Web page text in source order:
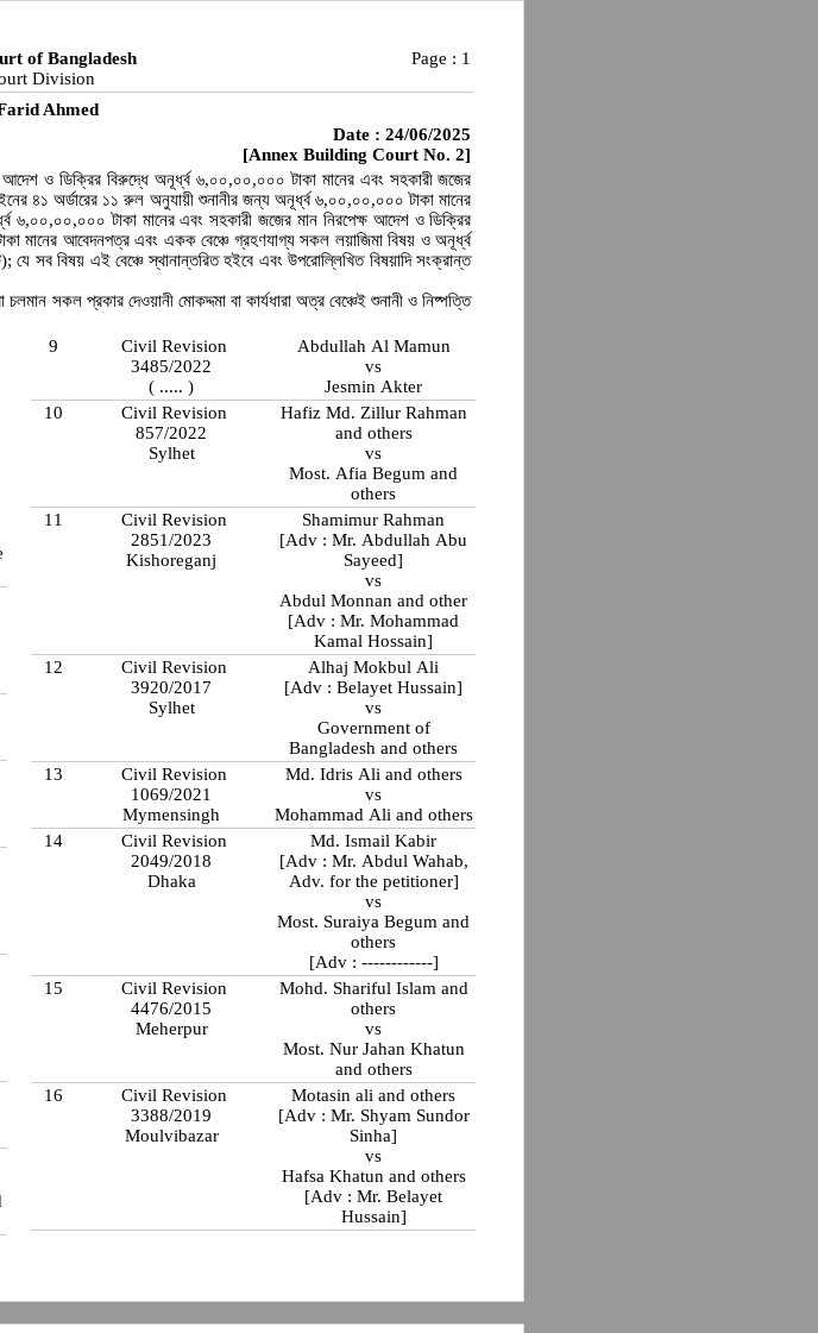
of Bangladesh
Division
Page : 1
Ahmed
Date : 24/06/2025
[Annex Building Court No. 2]
ও ডিক্রির বিরুদ্ধে অনূর্ধ্ব ৬,০০,০০,০০০ টাকা মানের এবং সহকারী জজের
৪১ অর্ডারের ১১ রুল অনুযায়ী শুনানীর জন্য অনূর্ধ্ব ৬,০০,০০,০০০ টাকা মানের
টাকা মানের এবং সহকারী জজের মান নিরপেক্ষ আদেশ ও ডিক্রির
মানের আবেদনপত্র এবং একক বেঞ্চে গ্রহণযাগ্য সকল লয়াজিমা বিষয় ও অনূর্ধ্ব
সব বিষয় এই বেঞ্চে স্থানান্তরিত হইবে এবং উপরোল্লিখিত বিষয়াদি সংক্রান্ত
সকল প্রকার দেওয়ানী মোকদ্দমা বা কার্যধারা অত্র বেঞ্চেই শুনানী ও নিষ্পত্তি
9
Civil Revision
3485/2022
( ..... )
Abdullah Al Mamun
vs
Jesmin Akter
10
Civil Revision
857/2022
Sylhet
Hafiz Md. Zillur Rahman
and others
vs
Most. Afia Begum and
others
11
Civil Revision
2851/2023
Kishoreganj
Shamimur Rahman
[Adv : Mr. Abdullah Abu
Sayeed]
vs
Abdul Monnan and other
[Adv : Mr. Mohammad
Kamal Hossain]
12
Civil Revision
3920/2017
Sylhet
Alhaj Mokbul Ali
[Adv : Belayet Hussain]
vs
Government of
Bangladesh and others
13
Civil Revision
1069/2021
Mymensingh
Md. Idris Ali and others
vs
Mohammad Ali and others
14
Civil Revision
2049/2018
Dhaka
Md. Ismail Kabir
[Adv : Mr. Abdul Wahab,
Adv. for the petitioner]
vs
Most. Suraiya Begum and
others
[Adv : ------------]
15
Civil Revision
4476/2015
Meherpur
Mohd. Shariful Islam and
others
vs
Most. Nur Jahan Khatun
and others
16
Civil Revision
3388/2019
Moulvibazar
Motasin ali and others
[Adv : Mr. Shyam Sundor
Sinha]
vs
Hafsa Khatun and others
[Adv : Mr. Belayet
Hussain]